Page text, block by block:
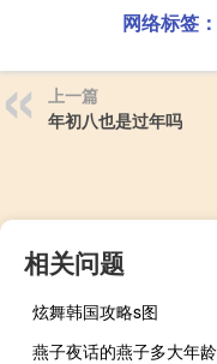
网络标签：
上一篇
年初八也是过年吗
相关问题
炫舞韩国攻略s图
燕子夜话的燕子多大年龄